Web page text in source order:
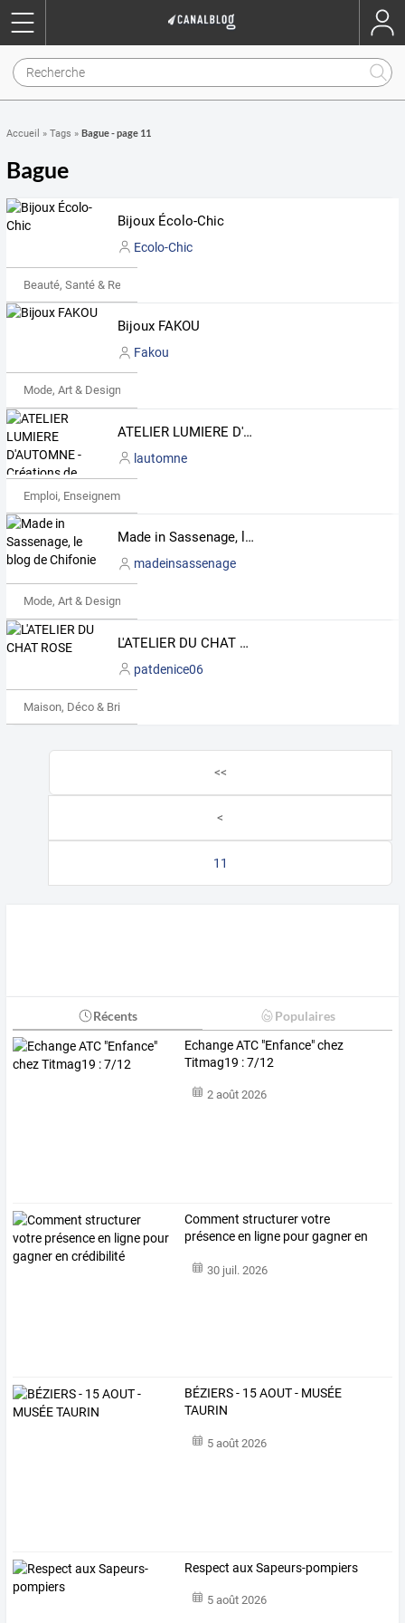
Accueil » Tags » Bague - page 11
Bague
Bijoux Écolo-Chic
Ecolo-Chic
Beauté, Santé & Remise en forme
Bijoux FAKOU
Fakou
Mode, Art & Design
ATELIER LUMIERE D'AUTOMNE - Créations de bijoux
lautomne
Emploi, Enseignement & Etudes
Made in Sassenage, le blog de Chifonie
madeinsassenage
Mode, Art & Design
L'ATELIER DU CHAT ROSE
patdenice06
Maison, Déco & Bricolage
<<
<
11
Récents Populaires
Echange ATC "Enfance" chez
Titmag19 : 7/12
2 août 2026
Comment structurer votre
présence en ligne pour gagner en
30 juil. 2026
BÉZIERS - 15 AOUT - MUSÉE
TAURIN
5 août 2026
Respect aux Sapeurs-pompiers
5 août 2026